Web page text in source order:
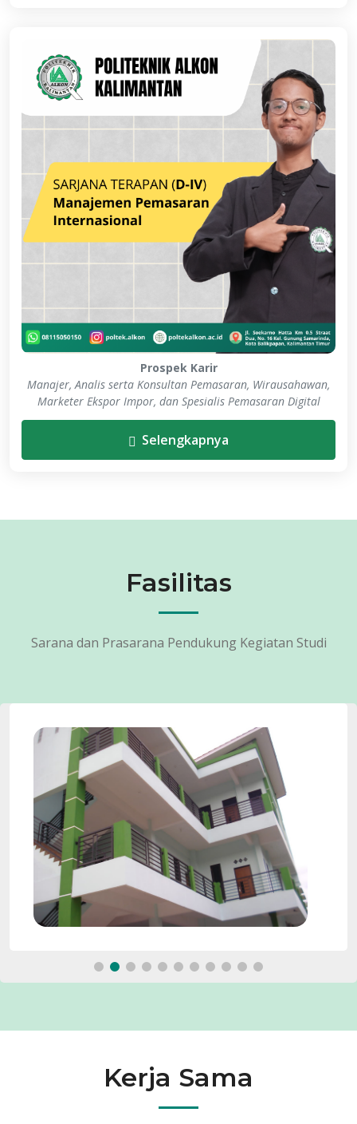
Prospek Karir
Manajer, Analis serta Konsultan Pemasaran, Wirausahawan,
Marketer Ekspor Impor, dan Spesialis Pemasaran Digital
Selengkapnya
Fasilitas
Sarana dan Prasarana Pendukung Kegiatan Studi
Kerja Sama